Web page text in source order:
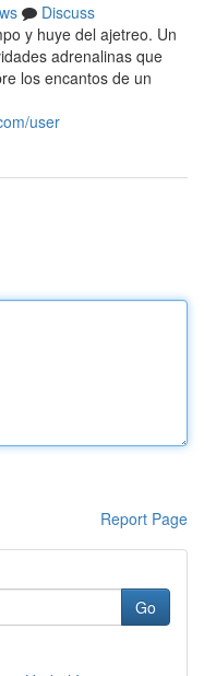
Discuss
y huye del ajetreo. Un
adrenalinas que
los encantos de un
user
Report Page
Go